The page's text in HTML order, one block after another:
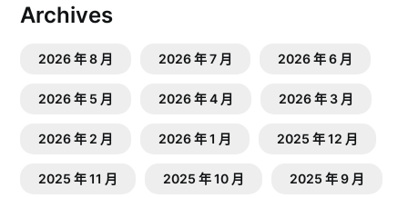
Archives
2026 年 8 月 2026 年 7 月 2026 年 6 月
2026 年 5 月 2026 年 4 月 2026 年 3 月
2026 年 2 月 2026 年 1 月 2025 年 12 月
2025 年 11 月 2025 年 10 月 2025 年 9 月